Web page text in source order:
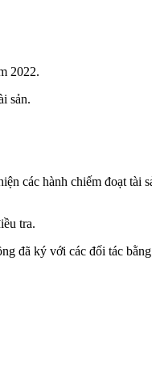
2022.
sản.
các hành chiếm đoạt tài
tra.
đã ký với các đối tác